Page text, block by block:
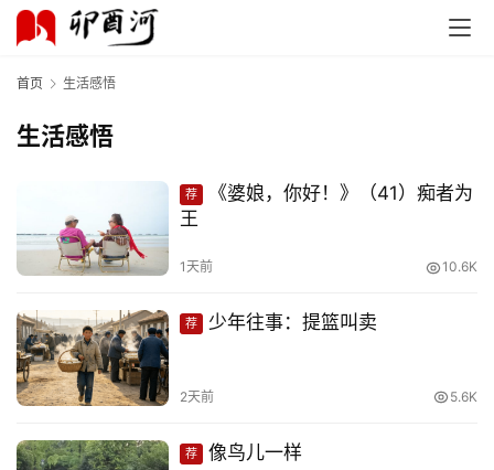
首页 生活感悟
生活感悟
荐 《婆娘，你好！》（41）痴者为
王
1天前 10.6K
荐 少年往事：提篮叫卖
2天前 5.6K
荐 像鸟儿一样